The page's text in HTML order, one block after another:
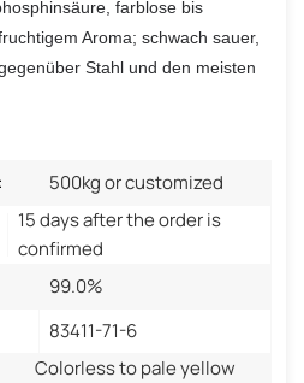
farblose bis
Aroma; schwach sauer,
Stahl und den meisten
500kg or customized
15 days after the order is
confirmed
99.0%
83411-71-6
Colorless to pale yellow